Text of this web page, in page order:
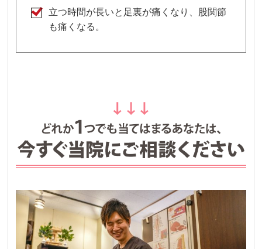
立つ時間が長いと足裏が痛くなり、股関節
も痛くなる。